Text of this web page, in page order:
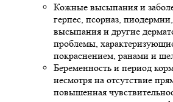
Кожные высыпания и
герпес, псориаз,
высыпания и другие
проблемы,
покраснением, ранами и
Беременность и период
несмотря на отсутствие
повышенная